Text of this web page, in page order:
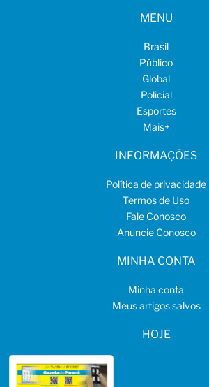
MENU
Brasil
Público
Global
Policial
Esportes
Mais+
INFORMAÇÕES
Política de privacidade
Termos de Uso
Fale Conosco
Anuncie Conosco
MINHA CONTA
Minha conta
Meus artigos salvos
HOJE